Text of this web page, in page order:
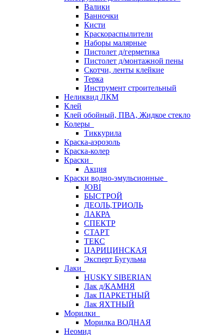
Валики
Ванночки
Кисти
Краскораспылители
Наборы малярные
Пистолет д/герметика
Пистолет д/монтажной пены
Скотчи, ленты клейкие
Терка
Инструмент строительный
Неликвид ЛКМ
Клей
Клей обойный, ПВА, Жидкое стекло
Колеры
Тиккурила
Краска-аэрозоль
Краска-колер
Краски
Акция
Краски водно-эмульсионные
JOBI
БЫСТРОЙ
ДЕОЛЬ,ТРИОЛЬ
ЛАКРА
СПЕКТР
СТАРТ
ТЕКС
ЦАРИЦИНСКАЯ
Эксперт Бугульма
Лаки
HUSKY SIBERIAN
Лак д/КАМНЯ
Лак ПАРКЕТНЫЙ
Лак ЯХТНЫЙ
Морилки
Морилка ВОДНАЯ
Неомид